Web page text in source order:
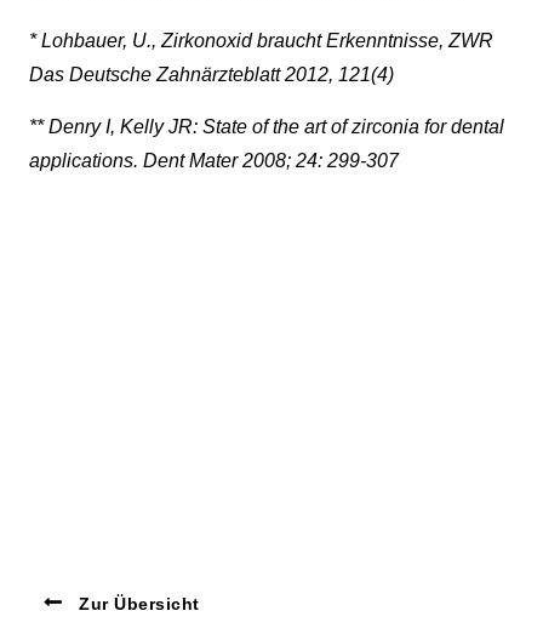
* Lohbauer, U., Zirkonoxid braucht Erkenntnisse, ZWR
Das Deutsche Zahnärzteblatt 2012, 121(4)
** Denry I, Kelly JR: State of the art of zirconia for dental
applications. Dent Mater 2008; 24: 299-307
Zur Übersicht